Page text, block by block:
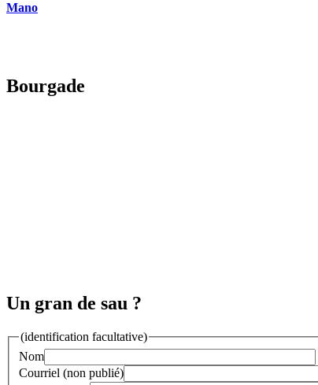
Mano
Bourgade
Un gran de sau ?
(identification facultative)
Nom
Courriel (non publié)